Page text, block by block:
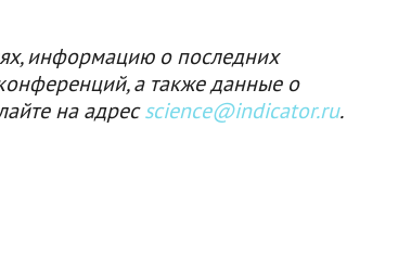
информацию о последних
а также данные о
на адресscience@indicator.ru.